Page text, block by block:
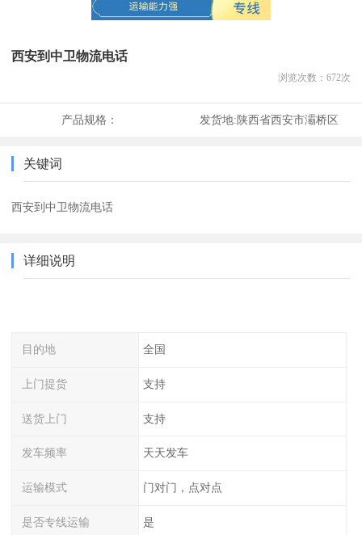
西安到中卫物流电话
浏览次数： 672次
产品规格： 发货地:陕西省西安市灞桥区
关键词
西安到中卫物流电话
详细说明
目的地 全国
上门提货 支持
送货上门 支持
发车频率 天天发车
运输模式 门对门，点对点
是否专线运输 是